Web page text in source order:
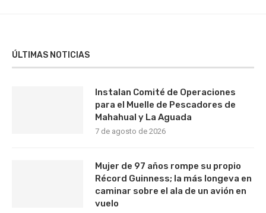
ÚLTIMAS NOTICIAS
Instalan Comité de Operaciones
para el Muelle de Pescadores de
Mahahual y La Aguada
7 de agosto de 2026
Mujer de 97 años rompe su propio
Récord Guinness; la más longeva en
caminar sobre el ala de un avión en
vuelo